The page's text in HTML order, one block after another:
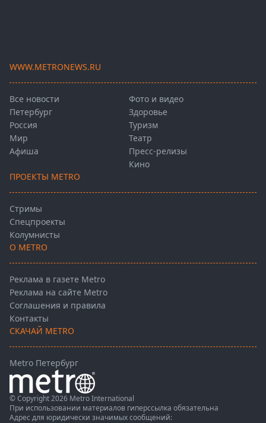
WWW.METRONEWS.RU
Все новости
Петербург
Россия
Мир
Афиша
Фото и видео
Здоровье
Туризм
Театр
Пресс-релизы
Кино
ПРОЕКТЫ METRO
Стримы
Спецпроекты
Колумнисты
О METRO
Реклама в газете Metro
Реклама на сайте Metro
Соглашения и правила
Контакты
СКАЧАЙ METRO
Metro Петербург
© Copyright 2026 Metro International
При использовании материалов гиперссылка обязательна
Адрес для юридически значимых сообщений: